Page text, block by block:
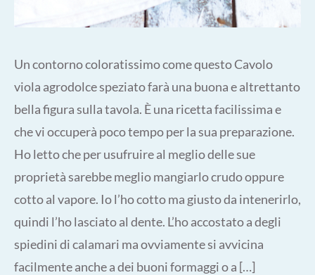
Un contorno coloratissimo come questo Cavolo
viola agrodolce speziato farà una buona e altrettanto
bella figura sulla tavola. È una ricetta facilissima e
che vi occuperà poco tempo per la sua preparazione.
Ho letto che per usufruire al meglio delle sue
proprietà sarebbe meglio mangiarlo crudo oppure
cotto al vapore. Io l’ho cotto ma giusto da intenerirlo,
quindi l’ho lasciato al dente. L’ho accostato a degli
spiedini di calamari ma ovviamente si avvicina
facilmente anche a dei buoni formaggi o a […]